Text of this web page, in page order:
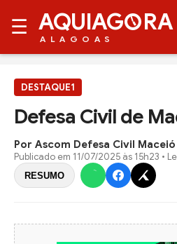
☰ AQUIAG RA
ALAGOAS
DESTAQUE1
Defesa Civil de
Por Ascom Defesa Civil Maceió
Publicado em 11/07/2025 às 15h23 •
RESUMO